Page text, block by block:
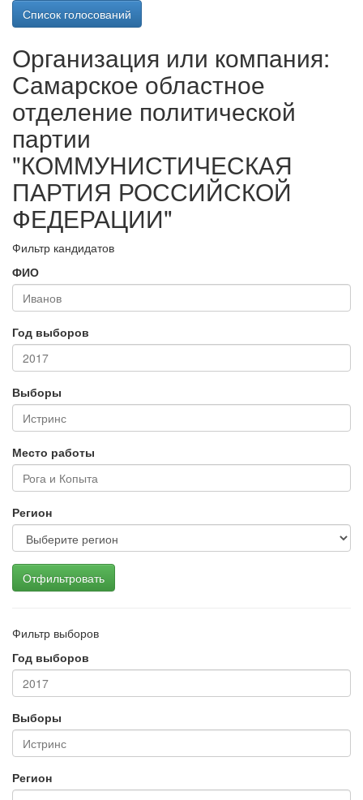
Список голосований
Организация или компания:
Самарское областное
отделение политической
партии
"КОММУНИСТИЧЕСКАЯ
ПАРТИЯ РОССИЙСКОЙ
ФЕДЕРАЦИИ"
Фильтр кандидатов
ФИО
Год выборов
Выборы
Место работы
Регион
Отфильтровать
Фильтр выборов
Год выборов
Выборы
Регион